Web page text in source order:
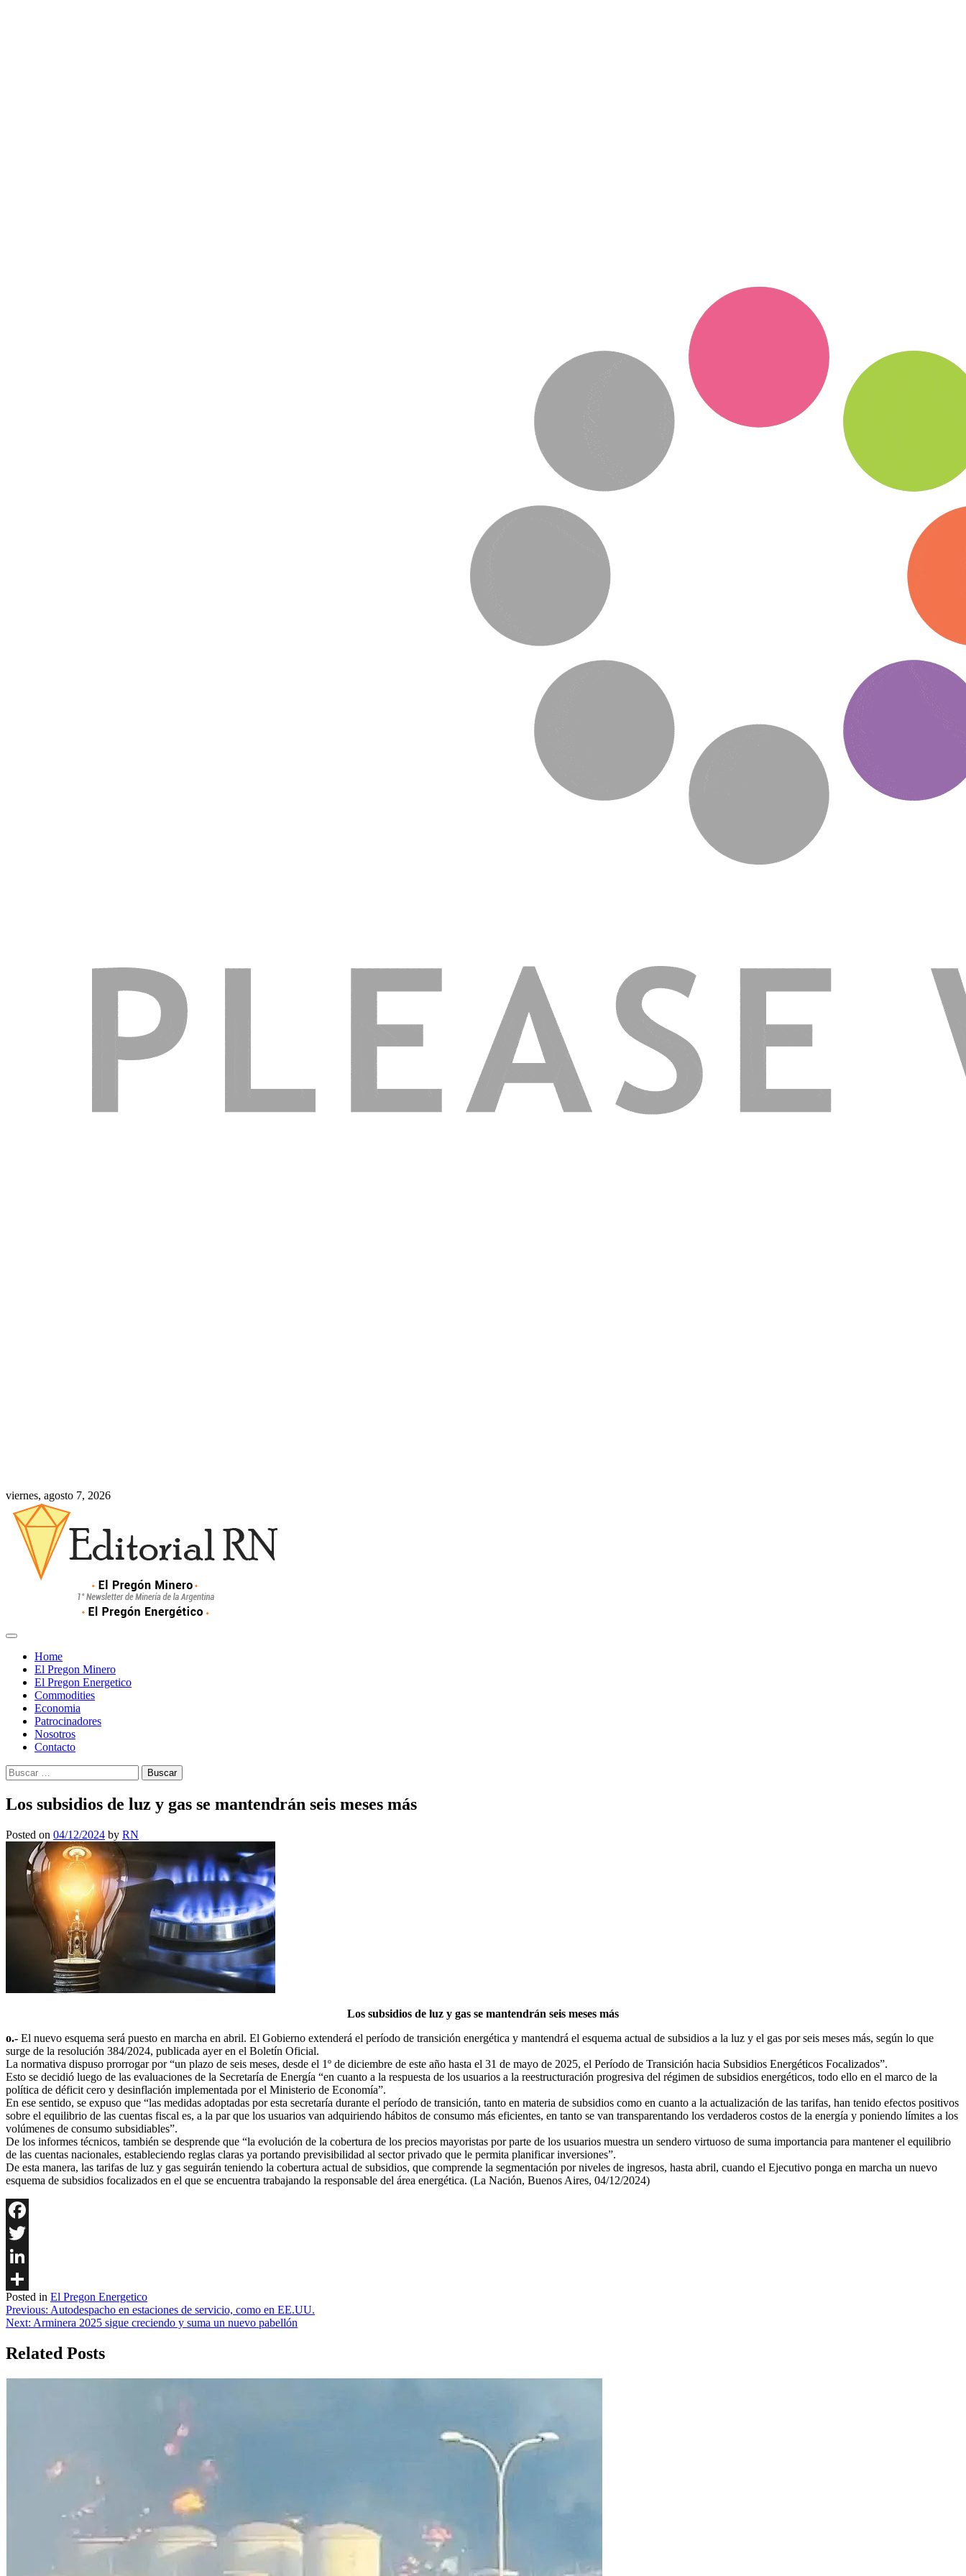
viernes, agosto 7, 2026
Home
El Pregon Minero
El Pregon Energetico
Commodities
Economia
Patrocinadores
Nosotros
Contacto
Buscar:
Los subsidios de luz y gas se mantendrán seis meses más
Posted on 04/12/2024 by RN
Los subsidios de luz y gas se mantendrán seis meses más
o.- El nuevo esquema será puesto en marcha en abril. El Gobierno extenderá el período de transición energética y mantendrá el esquema actual de subsidios a la luz y el gas por seis meses más, según lo que
surge de la resolución 384/2024, publicada ayer en el Boletín Oficial.
La normativa dispuso prorrogar por “un plazo de seis meses, desde el 1º de diciembre de este año hasta el 31 de mayo de 2025, el Período de Transición hacia Subsidios Energéticos Focalizados”.
Esto se decidió luego de las evaluaciones de la Secretaría de Energía “en cuanto a la respuesta de los usuarios a la reestructuración progresiva del régimen de subsidios energéticos, todo ello en el marco de la
política de déficit cero y desinflación implementada por el Ministerio de Economía”.
En ese sentido, se expuso que “las medidas adoptadas por esta secretaría durante el período de transición, tanto en materia de subsidios como en cuanto a la actualización de las tarifas, han tenido efectos positivos
sobre el equilibrio de las cuentas fiscal es, a la par que los usuarios van adquiriendo hábitos de consumo más eficientes, en tanto se van transparentando los verdaderos costos de la energía y poniendo límites a los
volúmenes de consumo subsidiables”.
De los informes técnicos, también se desprende que “la evolución de la cobertura de los precios mayoristas por parte de los usuarios muestra un sendero virtuoso de suma importancia para mantener el equilibrio
de las cuentas nacionales, estableciendo reglas claras ya portando previsibilidad al sector privado que le permita planificar inversiones”.
De esta manera, las tarifas de luz y gas seguirán teniendo la cobertura actual de subsidios, que comprende la segmentación por niveles de ingresos, hasta abril, cuando el Ejecutivo ponga en marcha un nuevo
esquema de subsidios focalizados en el que se encuentra trabajando la responsable del área energética. (La Nación, Buenos Aires, 04/12/2024)
Facebook
Twitter
LinkedIn
Share
Posted in El Pregon Energetico
Navegación
de
entradas
Previous: Autodespacho en estaciones de servicio, como en EE.UU.
Next: Arminera 2025 sigue creciendo y suma un nuevo pabellón
Related Posts